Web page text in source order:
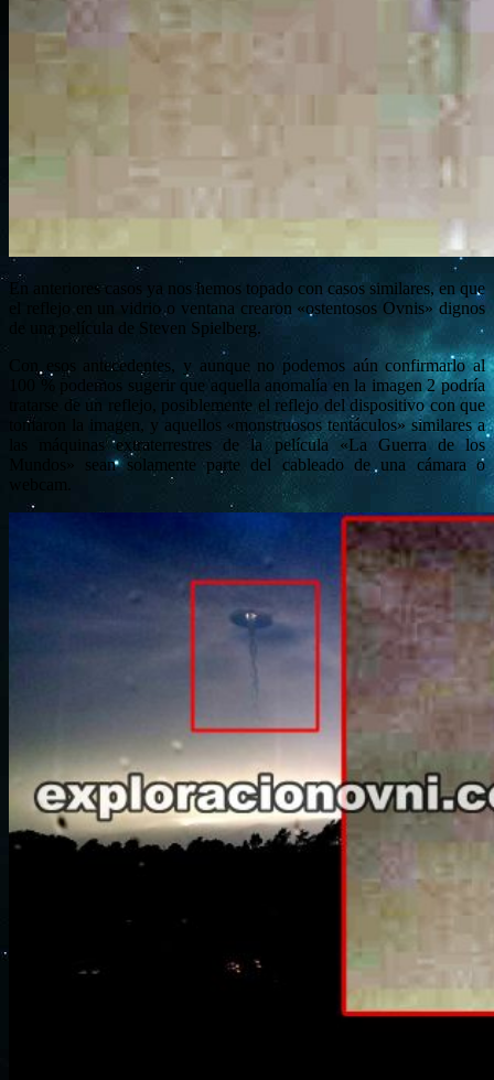
En anteriores casos ya nos hemos topado con casos similares, en que
el reflejo en un vidrio o ventana crearon «ostentosos Ovnis» dignos
de una película de Steven Spielberg.
Con esos antecedentes, y aunque no podemos aún confirmarlo al
100 % podemos sugerir que aquella anomalía en la imagen 2 podría
tratarse de un reflejo, posiblemente el reflejo del dispositivo con que
tomaron la imagen, y aquellos «monstruosos tentáculos» similares a
las máquinas extraterrestres de la película «La Guerra de los
Mundos» sean solamente parte del cableado de una cámara o